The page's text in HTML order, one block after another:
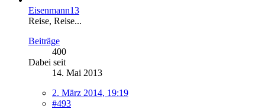
Eisenmann13
Reise, Reise...
Beiträge
400
Dabei seit
14. Mai 2013
2. März 2014, 19:19
#493